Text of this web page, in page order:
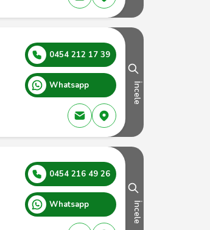
0454 212 17 39
Whatsapp İncele
0454 216 49 26
Whatsapp İncele